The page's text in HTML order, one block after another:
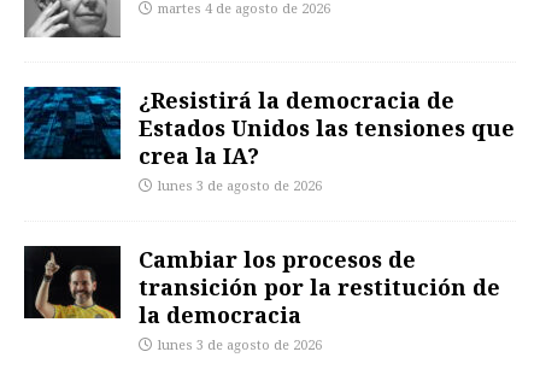
martes 4 de agosto de 2026
¿Resistirá la democracia de
Estados Unidos las tensiones que
crea la IA?
lunes 3 de agosto de 2026
Cambiar los procesos de
transición por la restitución de
la democracia
lunes 3 de agosto de 2026